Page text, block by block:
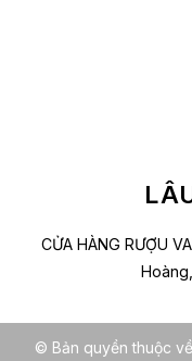
CỬA HÀNG RƯỢU
© Bản quyền thuộc